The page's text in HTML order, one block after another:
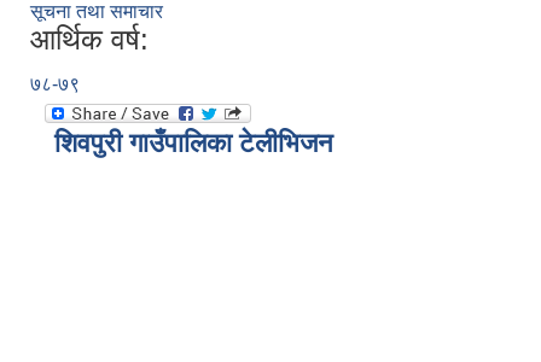
सूचना तथा समाचार
आर्थिक वर्ष:
७८-७९
शिवपुरी गाउँपालिका टेलीभिजन